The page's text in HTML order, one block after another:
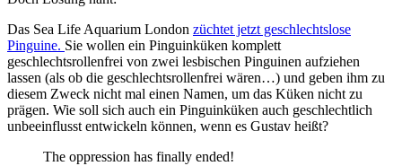
Das Sea Life Aquarium London züchtet jetzt geschlechtslose
Pinguine. Sie wollen ein Pinguinküken komplett
geschlechtsrollenfrei von zwei lesbischen Pinguinen aufziehen
lassen (als ob die geschlechtsrollenfrei wären…) und geben ihm zu
diesem Zweck nicht mal einen Namen, um das Küken nicht zu
prägen. Wie soll sich auch ein Pinguinküken auch geschlechtlich
unbeeinflusst entwickeln können, wenn es Gustav heißt?
The oppression has finally ended!